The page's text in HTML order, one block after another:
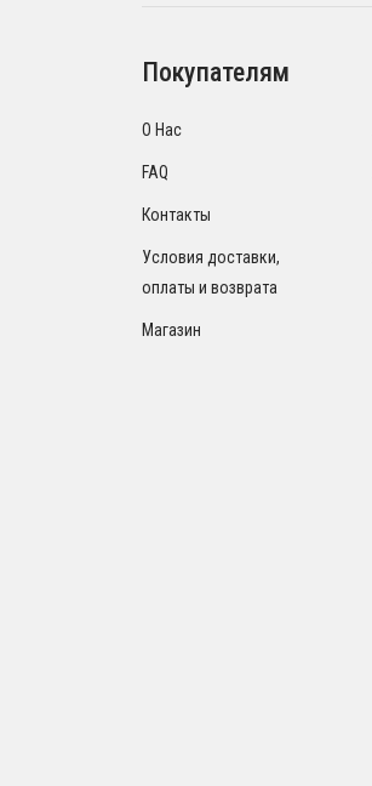
Покупателям
О Нас
FAQ
Контакты
Условия доставки,
оплаты и возврата
Магазин